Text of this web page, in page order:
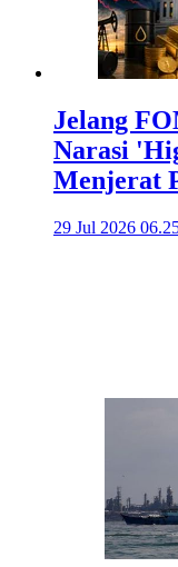
Jelang
Narasi
Menjerat
29 Jul 2026